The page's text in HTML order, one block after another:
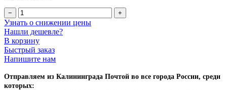
− +
Узнать о снижении цены
Нашли дешевле?
В корзину
Быстрый заказ
Напишите нам
Отправляем из Калининграда Почтой во все города России, среди
которых: